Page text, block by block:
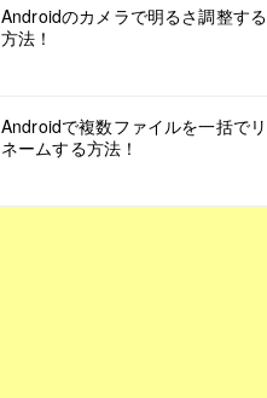
Androidのカメラで明るさ調整する
方法！
Androidで複数ファイルを一括でリ
ネームする方法！